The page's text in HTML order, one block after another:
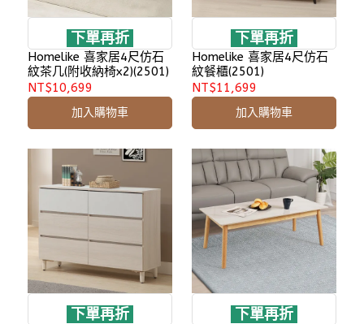
下單再折
Homelike 喜家居4尺仿石
紋茶几(附收納椅x2)(2501)
NT$10,699
加入購物車
下單再折
Homelike 喜家居4尺仿石
紋餐櫃(2501)
NT$11,699
加入購物車
下單再折 下單再折